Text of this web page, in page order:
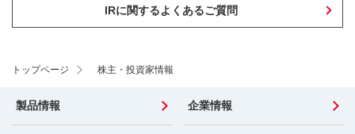
IRに関するよくあるご質問
トップページ 株主・投資家情報
製品情報 企業情報